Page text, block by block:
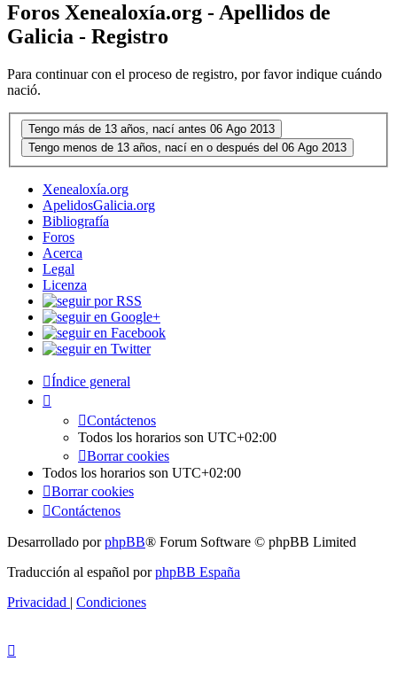
Foros Xenealoxía.org - Apellidos de
Galicia - Registro
Para continuar con el proceso de registro, por favor indique cuándo
nació.
Xenealoxía.org
ApelidosGalicia.org
Bibliografía
Foros
Acerca
Legal
Licenza
Índice general
Contáctenos
Todos los horarios son UTC+02:00
Borrar cookies
Todos los horarios son UTC+02:00
Borrar cookies
Contáctenos
Desarrollado porphpBB® Forum Software © phpBB Limited
Traducción al español porphpBB España
Privacidad | Condiciones